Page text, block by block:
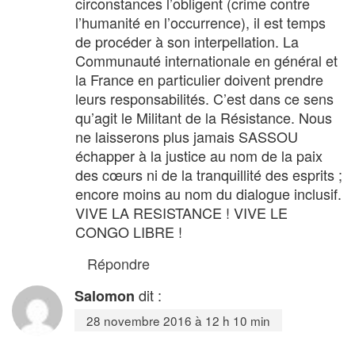
l’humanité en l’occurrence), il est temps
de procéder à son interpellation. La
Communauté internationale en général et
la France en particulier doivent prendre
leurs responsabilités. C’est dans ce sens
qu’agit le Militant de la Résistance. Nous
ne laisserons plus jamais SASSOU
échapper à la justice au nom de la paix
des cœurs ni de la tranquillité des esprits ;
encore moins au nom du dialogue inclusif.
VIVE LA RESISTANCE ! VIVE LE
CONGO LIBRE !
Répondre
Salomon dit :
28 novembre 2016 à 12 h 10 min